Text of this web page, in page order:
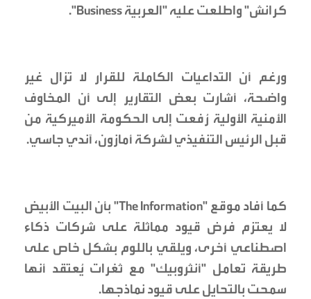
كرانش" واطلعت عليه "العربية Business".
ورغم أن التداعيات الكاملة للقرار لا تزال غير
واضحة، أشارت بعض التقارير إلى أن المخاوف
الأمنية الأولية رُفعت إلى الحكومة الأميركية من
قبل الرئيس التنفيذي لشركة أمازون، آندي جاسي.
كما أفاد موقع "The Information" بأن البيت الأبيض
لا يعتزم فرض قيود مماثلة على شركات ذكاء
اصطناعي أخرى، ويلقي باللوم بشكل خاص على
طريقة تعامل "أنثروبيك" مع ثغرات يُعتقد أنها
سمحت بالتحايل على قيود نماذجها.